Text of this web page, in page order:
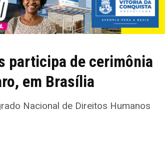
participa de cerimônia
em Brasília
Nacional de Direitos Humanos